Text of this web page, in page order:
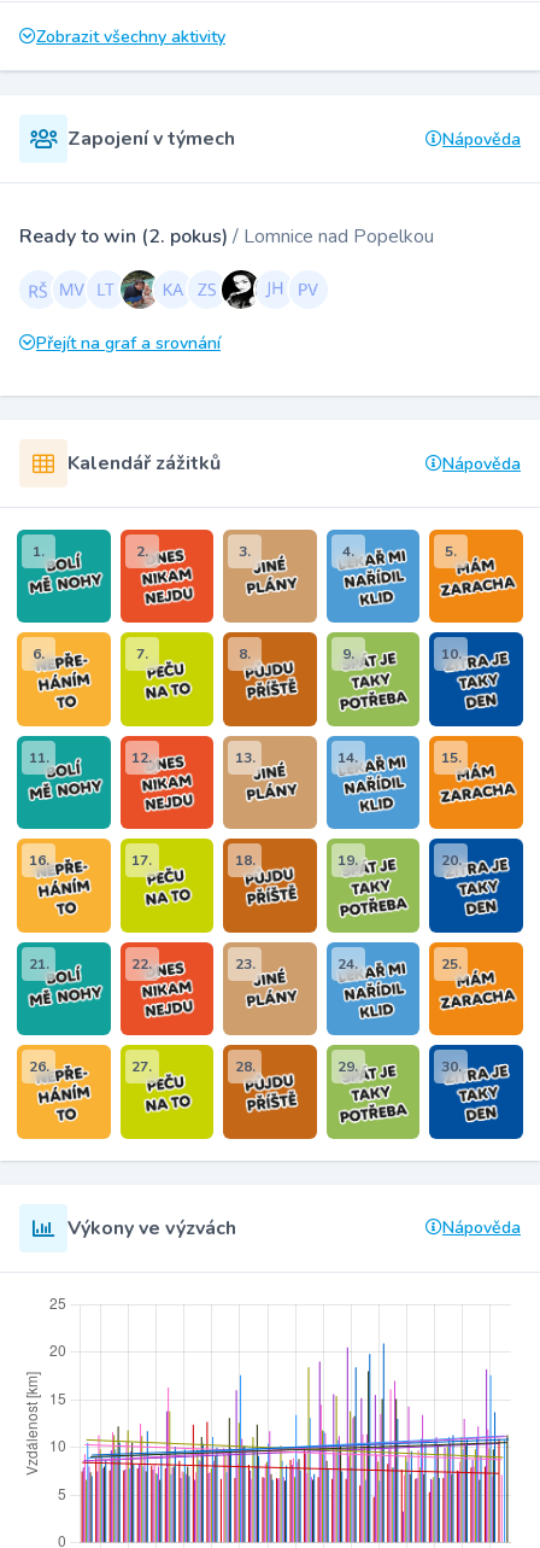
Zobrazit všechny aktivity
Zapojení v týmech Nápověda
Ready to win (2. pokus) / Lomnice nad Popelkou
Přejít na graf a srovnání
Kalendář zážitků Nápověda
1. 2. 3. 4. 5.
6. 7. 8. 9. 10.
11. 12. 13. 14. 15.
16. 17. 18. 19. 20.
21. 22. 23. 24. 25.
26. 27. 28. 29. 30.
Výkony ve výzvách Nápověda